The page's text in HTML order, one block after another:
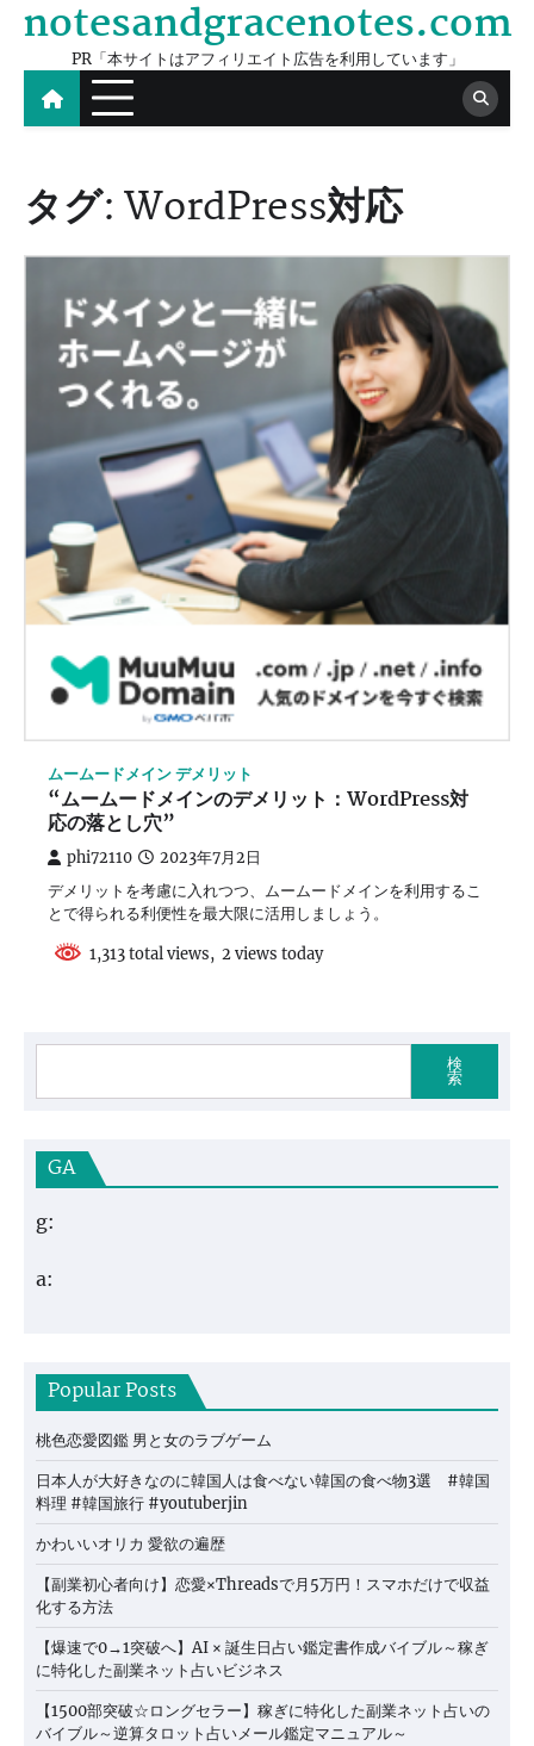
Skip
content
notesandgracenotes.com
PR「本サイトはアフィリエイト広告を利用しています」
タグ:WordPress対応
ムームードメイン デメリット
“ムームードメインのデメリット：WordPress対
応の落とし穴”
phi72110 2023年7月2日
デメリットを考慮に入れつつ、ムームードメインを利用するこ
とで得られる利便性を最大限に活用しましょう。
1,313 total views, 2 views today
検
索
GA
g:
a:
Popular Posts
桃色恋愛図鑑 男と女のラブゲーム
日本人が大好きなのに韓国人は食べない韓国の食べ物3選 #韓国
料理 #韓国旅行 #youtuberjin
かわいいオリカ 愛欲の遍歴
【副業初心者向け】恋愛×Threadsで月5万円！スマホだけで収益
化する方法
【爆速で0→1突破へ】AI × 誕生日占い鑑定書作成バイブル～稼ぎ
に特化した副業ネット占いビジネス
【1500部突破☆ロングセラー】稼ぎに特化した副業ネット占いの
バイブル～逆算タロット占いメール鑑定マニュアル～